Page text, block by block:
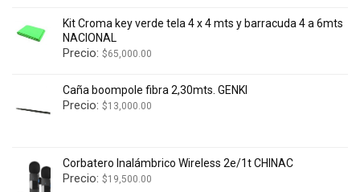
Kit Croma key verde tela 4 x 4 mts y barracuda 4 a 6mts
NACIONAL
Precio: $65,000.00
Caña boompole fibra 2,30mts. GENKI
Precio: $13,000.00
Corbatero Inalámbrico Wireless 2e/1t CHINAC
Precio: $19,500.00